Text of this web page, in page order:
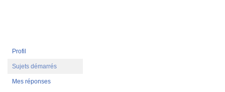
Profil
Sujets démarrés
Mes réponses